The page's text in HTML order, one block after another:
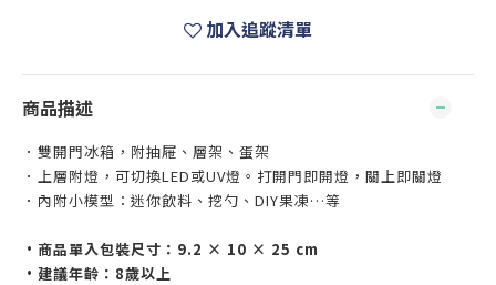
加入追蹤清單
商品描述
．雙開門冰箱，附抽屜、層架、蛋架
．上層附燈，可切換LED或UV燈。打開門即開燈，關上即關燈
．內附小模型：迷你飲料、挖勺、DIY果凍…等
•商品單入包裝尺寸：9.2 × 10 × 25 cm
•建議年齡：8歲以上